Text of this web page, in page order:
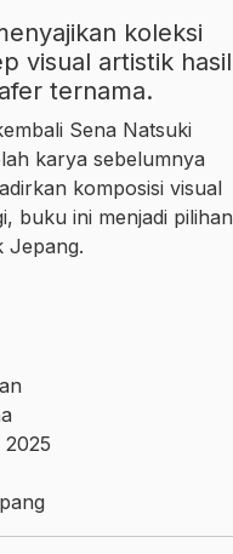
koleksi
visual artistik hasil
ternama.
Sena Natsuki
karya sebelumnya
komposisi visual
buku ini menjadi pilihan
Jepang.